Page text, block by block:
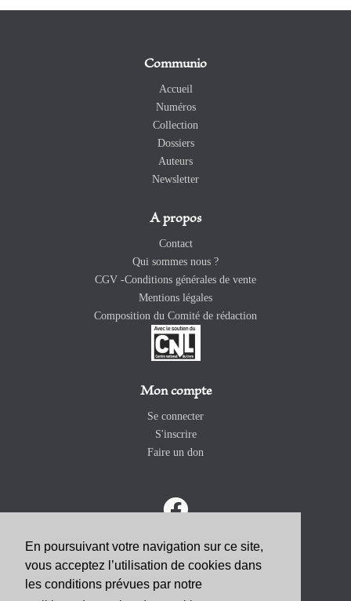
En poursuivant votre navigation sur ce site,
vous acceptez l’utilisation de cookies dans
les conditions prévues par notre
Communio
Accueil
Numéros
Collection
Dossiers
Auteurs
Newsletter
A propos
Contact
Qui sommes nous ?
CGV -Conditions générales de vente
Mentions légales
Composition du Comité de rédaction
Mon compte
Se connecter
S'inscrire
Faire un don
ABONNEZ-VOUS